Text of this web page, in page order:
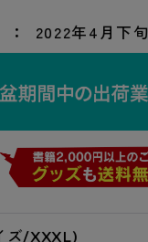
2022年4月下旬
ズ/XXXL)